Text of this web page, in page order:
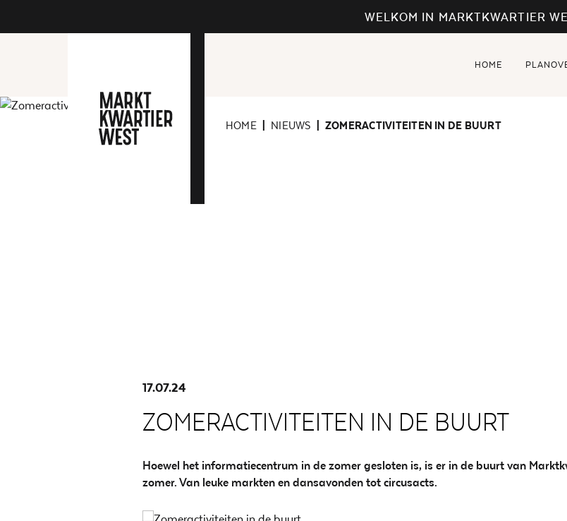
WELKOM IN MARKTKWARTIER
HOME
HOME NIEUWS ZOMERACTIVITEITEN IN DE BUURT
17.07.24
ZOMERACTIVITEITEN IN DE BUURT
Hoewel het informatiecentrum in de zomer gesloten is, is er in de buurt van
zomer. Van leuke markten en dansavonden tot circusacts.